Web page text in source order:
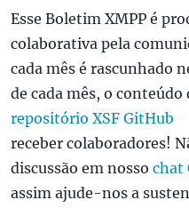
Esse Boletim XMPP é
colaborativa pela
cada mês é rascunhado
de cada mês, o conteúdo
repositório XSF GitHub
receber colaboradores!
discussão em nosso chat
assim ajude-nos a